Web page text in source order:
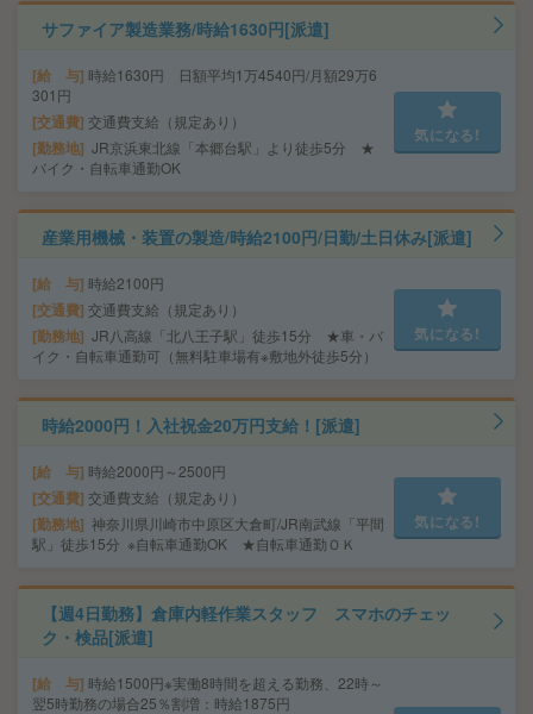
サファイア製造業務/時給1630円[派遣]
給 与 時給1630円 日額平均1万4540円/月額29万6
301円
交通費 交通費支給（規定あり）
勤務地 JR京浜東北線「本郷台駅」より徒歩5分 ★
バイク・自転車通勤OK
気になる!
産業用機械・装置の製造/時給2100円/日勤/土日休み[派遣]
給 与 時給2100円
交通費 交通費支給（規定あり）
勤務地 JR八高線「北八王子駅」徒歩15分 ★車・バ
イク・自転車通勤可（無料駐車場有※敷地外徒歩5分）
気になる!
時給2000円！入社祝金20万円支給！[派遣]
給 与 時給2000円～2500円
交通費 交通費支給（規定あり）
勤務地 神奈川県川崎市中原区大倉町/JR南武線「平間
駅」徒歩15分 ※自転車通勤OK ★自転車通勤ＯＫ
気になる!
【週4日勤務】倉庫内軽作業スタッフ スマホのチェッ
ク・検品[派遣]
給 与 時給1500円※実働8時間を超える勤務、22時～
翌5時勤務の場合25％割増：時給1875円